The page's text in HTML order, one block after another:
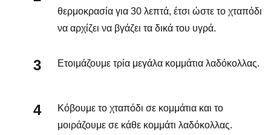
θερμοκρασία για 30 λεπτά, έτσι ώστε το χταπόδι
να αρχίζει να βγάζει τα δικά του υγρά.
Ετοιμάζουμε τρία μεγάλα κομμάτια λαδόκολλας.
Κόβουμε το χταπόδι σε κομμάτια και το
μοιράζουμε σε κάθε κομμάτι λαδόκολλας.